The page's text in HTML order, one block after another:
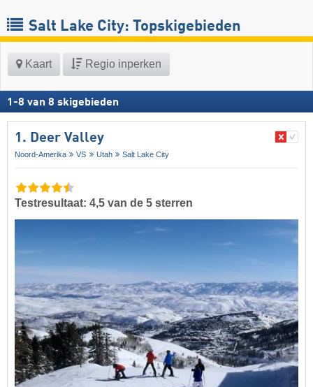
Salt Lake City: Topskigebieden
Kaart Regio inperken
1 -8 van 8 skigebieden
1. Deer Valley
Noord-Amerika VS Utah Salt Lake City
Testresultaat: 4,5 van de 5 sterren